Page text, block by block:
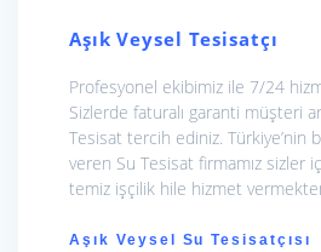
Aşık Veysel Tesisatçı
Profesyonel ekibimiz ile 7/24
Sizlerde faturalı garanti müşteri
Tesisat tercih ediniz. Türkiye’nin
veren Su Tesisat firmamız sizler
temiz işçilik hile hizmet
Aşık Veysel Su Tesisatçısı